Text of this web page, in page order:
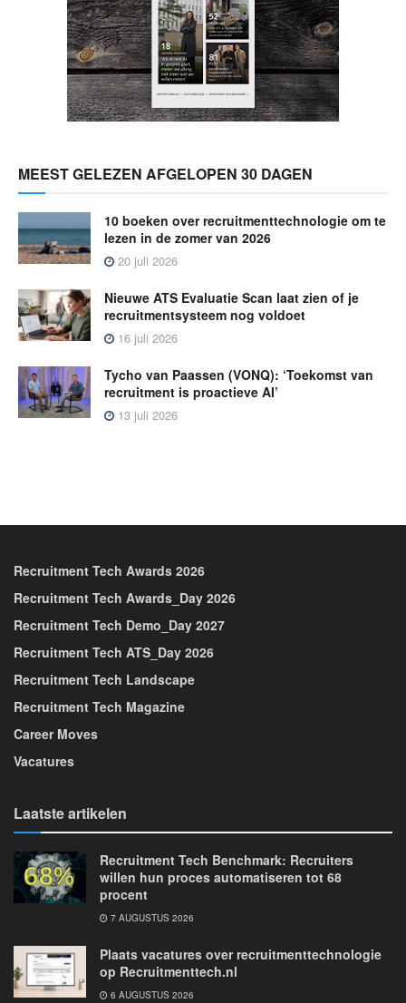
MEEST GELEZEN AFGELOPEN 30 DAGEN
10 boeken over recruitmenttechnologie om te
lezen in de zomer van 2026
20 juli 2026
Nieuwe ATS Evaluatie Scan laat zien of je
recruitmentsysteem nog voldoet
16 juli 2026
Tycho van Paassen (VONQ): ‘Toekomst van
recruitment is proactieve AI’
13 juli 2026
Recruitment Tech Awards 2026
Recruitment Tech Awards_Day 2026
Recruitment Tech Demo_Day 2027
Recruitment Tech ATS_Day 2026
Recruitment Tech Landscape
Recruitment Tech Magazine
Career Moves
Vacatures
Laatste artikelen
Recruitment Tech Benchmark: Recruiters
willen hun proces automatiseren tot 68
procent
7 AUGUSTUS 2026
Plaats vacatures over recruitmenttechnologie
op Recruitmenttech.nl
6 AUGUSTUS 2026